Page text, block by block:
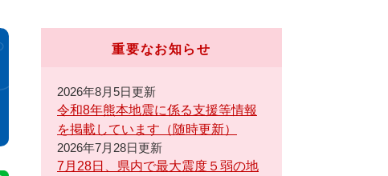
重要なお知らせ
2026年8月5日更新
令和8年熊本地震に係る支援等情報
を掲載しています（随時更新）
2026年7月28日更新
7月28日、県内で最大震度５弱の地